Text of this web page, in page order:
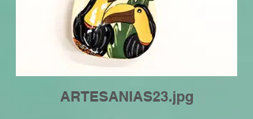
ARTESANIAS23.jpg